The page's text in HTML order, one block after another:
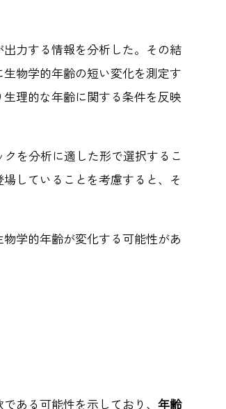
力する情報を分析した。その結
物学的年齢の短い変化を測定す
理的な年齢に関する条件を反映
を分析に適した形で選択するこ
していることを考慮すると、そ
学的年齢が変化する可能性があ
ある可能性を示しており、 年齢